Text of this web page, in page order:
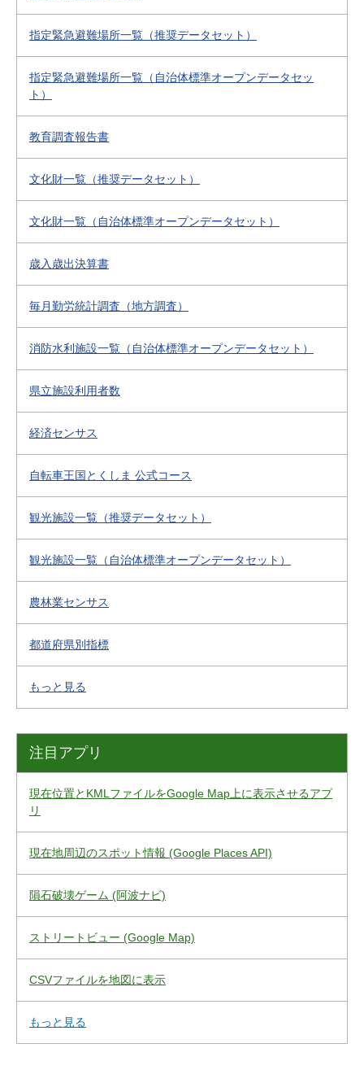
指定緊急避難場所一覧（推奨データセット）
指定緊急避難場所一覧（自治体標準オープンデータセッ
ト）
教育調査報告書
文化財一覧（推奨データセット）
文化財一覧（自治体標準オープンデータセット）
歳入歳出決算書
毎月勤労統計調査（地方調査）
消防水利施設一覧（自治体標準オープンデータセット）
県立施設利用者数
経済センサス
自転車王国とくしま 公式コース
観光施設一覧（推奨データセット）
観光施設一覧（自治体標準オープンデータセット）
農林業センサス
都道府県別指標
もっと見る
注目アプリ
現在位置とKMLファイルをGoogle Map上に表示させるアプ
リ
現在地周辺のスポット情報 (Google Places API)
隕石破壊ゲーム (阿波ナビ)
ストリートビュー (Google Map)
CSVファイルを地図に表示
もっと見る